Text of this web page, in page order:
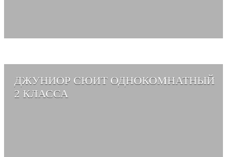
СМОТРЕТЬ АЛЬБОМ →
ДЖУНИОР СЮИТ ОДНОКОМНАТНЫЙ
2 КЛАССА